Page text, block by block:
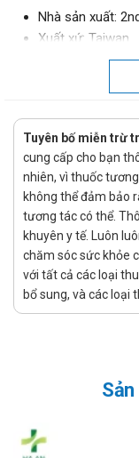
Nhà sản xuất:
Xuất xứ: Taiwan
Xử lý quên
trọng, tuy nhiên nếu
gây ảnh hưởng đến
xảy ra thì chỉ cần sử
quên liều chưa lâu,
thời gian dùng liều
uống liều sắp đến.
nhắc nhở, báo thức
ảnh hưởng tới tác
Xử lý quá
dụng đúng liều
cần báo ngay cho
Tuyên bố miễn trừ
cung cấp cho bạn
nhiên, vì thuốc
không thể đảm bảo
tương tác có thể.
khuyên y tế. Luôn
chăm sóc sức khỏe
với tất cả các loại
bổ sung, và các loại